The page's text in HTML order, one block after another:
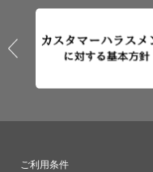
ご利用条件